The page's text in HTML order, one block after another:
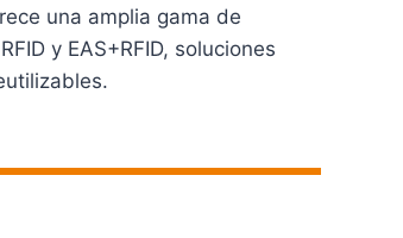
una amplia gama de
y EAS+RFID, soluciones